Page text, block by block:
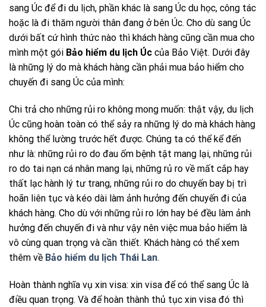
sang Úc để đi du lịch, phần khác là sang Úc du học, công tác
hoặc là đi thăm người thân đang ở bên Úc. Cho dù sang Úc
dưới bất cứ hình thức nào thì khách hàng cũng cần mua cho
mình một gói Bảo hiểm du lịch Úc của Bảo Việt. Dưới đây
là những lý do mà khách hàng cần phải mua bảo hiểm cho
chuyến đi sang Úc của mình:
Chi trả cho những rủi ro không mong muốn: thật vậy, du lịch
Úc cũng hoàn toàn có thể sảy ra những lý do mà khách hàng
không thể lường trước hết được. Chúng ta có thể kể đến
như là: những rủi ro do đau ốm bệnh tật mang lại, những rủi
ro do tai nạn cá nhân mang lại, những rủ ro về mất cắp hay
thất lạc hành lý tư trang, những rủi ro do chuyến bay bị trì
hoãn liên tục và kéo dài làm ảnh hưởng đến chuyến đi của
khách hàng. Cho dù với những rủi ro lớn hay bé đều làm ảnh
hưởng đến chuyến đi và như vậy nên việc mua bảo hiểm là
vô cùng quan trọng và cần thiết. Khách hàng có thể xem
thêm về Bảo hiểm du lịch Thái Lan.
Hoàn thành nghĩa vụ xin visa: xin visa để có thể sang Úc là
điều quan trọng. Và để hoàn thành thủ tục xin visa đó thì